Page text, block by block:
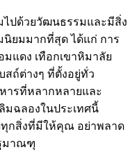
ไปด้วยวัฒนธรรมและมีสิ่ง
ยมมากที่สุด ได้แก่ การ
แดง เทือกเขาหิมาลัย
สถ์ต่างๆ ที่ตั้งอยู่ทั่ว
ารที่หลากหลายและ
มฉลองในประเทศนี้
กสิ่งที่มีให้คุณ อย่าพลาด
มาณฑุ